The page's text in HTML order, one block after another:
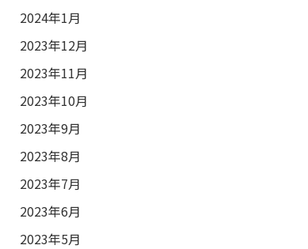
2024年1月
2023年12月
2023年11月
2023年10月
2023年9月
2023年8月
2023年7月
2023年6月
2023年5月